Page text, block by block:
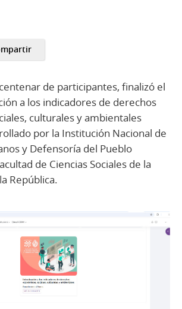
de participantes, finalizó el
a los indicadores de derechos
culturales y ambientales
por la Institución Nacional de
y Defensoría del Pueblo
de Ciencias Sociales de la
República.